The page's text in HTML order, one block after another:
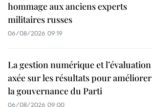
hommage aux anciens experts
militaires russes
06/08/2026 09:19
La gestion numérique et l’évaluation
axée sur les résultats pour améliorer
la gouvernance du Parti
06/08/2026 09:00